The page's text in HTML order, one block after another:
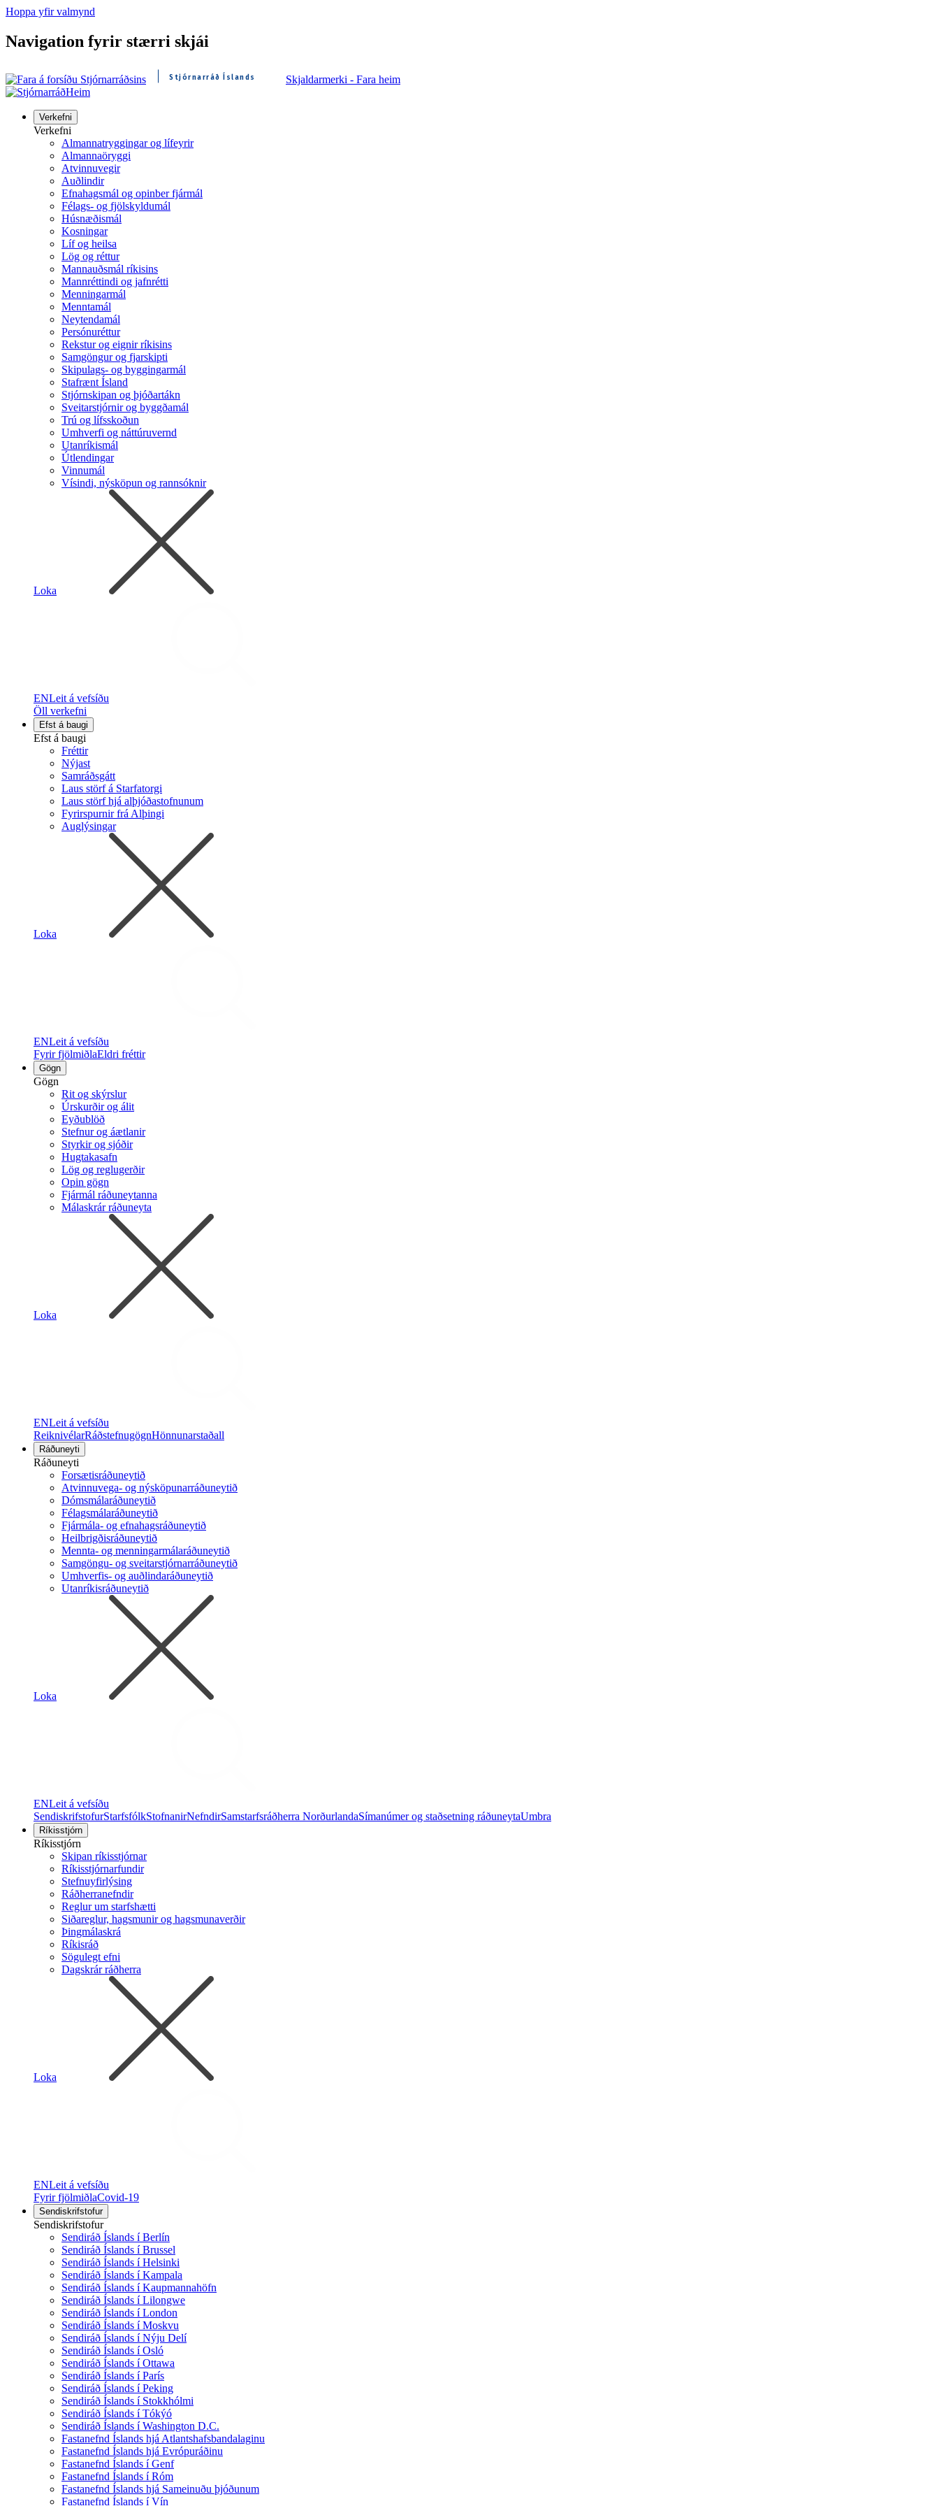
Hoppa yfir valmynd
Navigation fyrir stærri skjái
Stjórnarráð Íslands
Skjaldarmerki - Fara heim
Heim
Verkefni
Verkefni
Almannatryggingar og lífeyrir
Almannaöryggi
Atvinnuvegir
Auðlindir
Efnahagsmál og opinber fjármál
Félags- og fjölskyldumál
Húsnæðismál
Kosningar
Líf og heilsa
Lög og réttur
Mannauðsmál ríkisins
Mannréttindi og jafnrétti
Menningarmál
Menntamál
Neytendamál
Persónuréttur
Rekstur og eignir ríkisins
Samgöngur og fjarskipti
Skipulags- og byggingarmál
Stafrænt Ísland
Stjórnskipan og þjóðartákn
Sveitarstjórnir og byggðamál
Trú og lífsskoðun
Umhverfi og náttúruvernd
Utanríkismál
Útlendingar
Vinnumál
Vísindi, nýsköpun og rannsóknir
Loka
ENLeit á vefsíðu
Öll verkefni
Efst á baugi
Efst á baugi
Fréttir
Nýjast
Samráðsgátt
Laus störf á Starfatorgi
Laus störf hjá alþjóðastofnunum
Fyrirspurnir frá Alþingi
Auglýsingar
Loka
ENLeit á vefsíðu
Fyrir fjölmiðlaEldri fréttir
Gögn
Gögn
Rit og skýrslur
Úrskurðir og álit
Eyðublöð
Stefnur og áætlanir
Styrkir og sjóðir
Hugtakasafn
Lög og reglugerðir
Opin gögn
Fjármál ráðuneytanna
Málaskrár ráðuneyta
Loka
ENLeit á vefsíðu
ReiknivélarRáðstefnugögnHönnunarstaðall
Ráðuneyti
Ráðuneyti
Forsætisráðuneytið
Atvinnuvega- og nýsköpunarráðuneytið
Dómsmálaráðuneytið
Félagsmálaráðuneytið
Fjármála- og efnahagsráðuneytið
Heilbrigðisráðuneytið
Mennta- og menningarmálaráðuneytið
Samgöngu- og sveitarstjórnarráðuneytið
Umhverfis- og auðlindaráðuneytið
Utanríkisráðuneytið
Loka
ENLeit á vefsíðu
SendiskrifstofurStarfsfólkStofnanirNefndirSamstarfsráðherra NorðurlandaSímanúmer og staðsetning ráðuneytaUmbra
Ríkisstjórn
Ríkisstjórn
Skipan ríkisstjórnar
Ríkisstjórnarfundir
Stefnuyfirlýsing
Ráðherranefndir
Reglur um starfshætti
Siðareglur, hagsmunir og hagsmunaverðir
Þingmálaskrá
Ríkisráð
Sögulegt efni
Dagskrár ráðherra
Loka
ENLeit á vefsíðu
Fyrir fjölmiðlaCovid-19
Sendiskrifstofur
Sendiskrifstofur
Sendiráð Íslands í Berlín
Sendiráð Íslands í Brussel
Sendiráð Íslands í Helsinki
Sendiráð Íslands í Kampala
Sendiráð Íslands í Kaupmannahöfn
Sendiráð Íslands í Lilongwe
Sendiráð Íslands í London
Sendiráð Íslands í Moskvu
Sendiráð Íslands í Nýju Delí
Sendiráð Íslands í Osló
Sendiráð Íslands í Ottawa
Sendiráð Íslands í París
Sendiráð Íslands í Peking
Sendiráð Íslands í Stokkhólmi
Sendiráð Íslands í Tókýó
Sendiráð Íslands í Washington D.C.
Fastanefnd Íslands hjá Atlantshafsbandalaginu
Fastanefnd Íslands hjá Evrópuráðinu
Fastanefnd Íslands í Genf
Fastanefnd Íslands í Róm
Fastanefnd Íslands hjá Sameinuðu þjóðunum
Fastanefnd Íslands í Vín